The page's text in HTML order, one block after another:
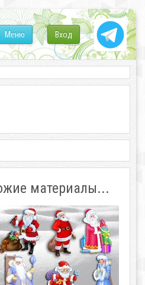
Вход
Меню
материалы...